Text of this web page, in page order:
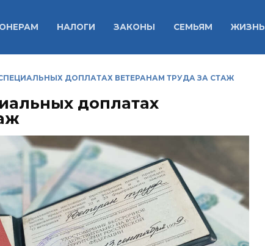
НАЛОГИ ЗАКОНЫ СЕМЬЯМ ЖИЗНЬ
ДОПЛАТАХ ВЕТЕРАНАМ ТРУДА ЗА СТАЖ
доплатах